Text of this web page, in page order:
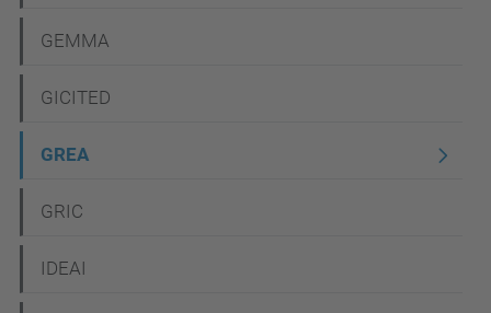
GEMMA
GICITED
GREA
GRIC
IDEAI